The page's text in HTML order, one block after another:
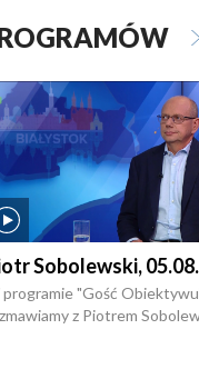
Sobolewski,
programie "Gość
z Piotrem